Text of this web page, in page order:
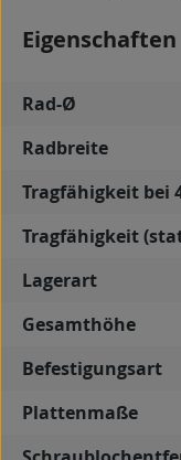
Eigenschaften
Rad-Ø
Radbreite
Tragfähigkeit bei
Tragfähigkeit
Lagerart
Gesamthöhe
Befestigungsart
Plattenmaße